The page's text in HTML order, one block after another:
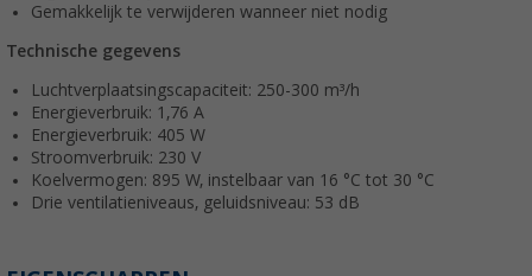
Gemakkelijk te verwijderen wanneer niet nodig
Technische gegevens
Luchtverplaatsingscapaciteit: 250-300 m³/h
Energieverbruik: 1,76 A
Energieverbruik: 405 W
Stroomverbruik: 230 V
Koelvermogen: 895 W, instelbaar van 16 °C tot 30 °C
Drie ventilatieniveaus, geluidsniveau: 53 dB